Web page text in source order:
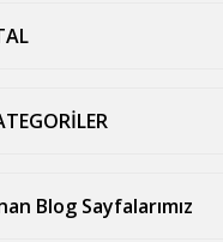
Blog Sayfalarımız